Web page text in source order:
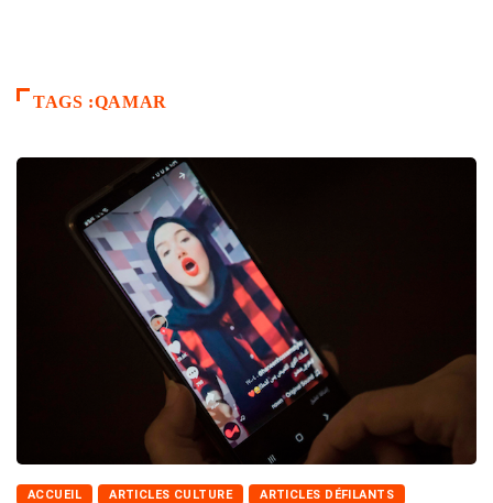
TAGS :QAMAR
ACCUEIL ARTICLES CULTURE ARTICLES DÉFILANTS